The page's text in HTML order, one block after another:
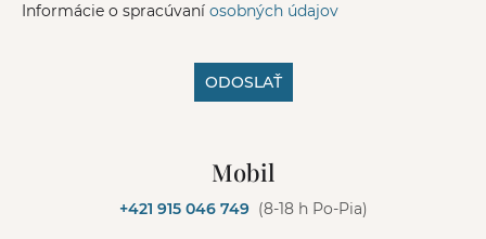
Informácie o spracúvaní osobných údajov
ODOSLAŤ
Mobil
+421 915 046 749 (8-18 h Po-Pia)